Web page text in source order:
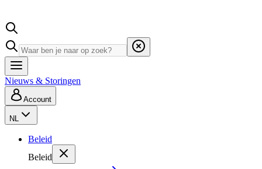
Nieuws & Storingen
Account
NL
Beleid
Beleid